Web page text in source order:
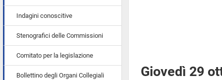
Indagini conoscitive
Stenografici delle Commissioni
Comitato per la legislazione
Bollettino degli Organi Collegiali
Giovedì 29